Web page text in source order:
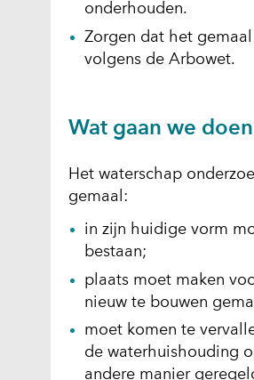
onderhouden.
Zorgen dat het
volgens de Arbowet.
Wat gaan we
Het waterschap
gemaal:
in zijn huidige vorm
bestaan;
plaats moet maken
nieuw te bouwen
moet komen te
de waterhuishouding
andere manier